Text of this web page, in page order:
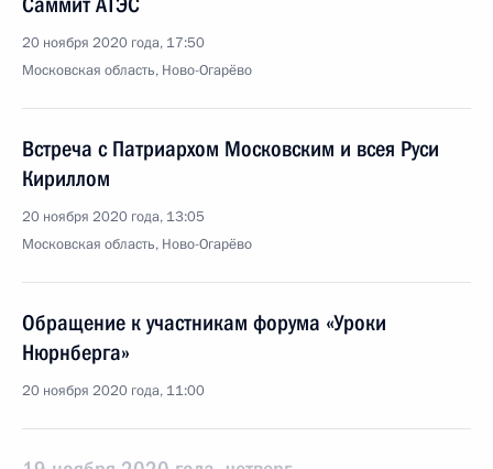
20 ноября 2020 года, 17:50
Московская область, Ново-Огарёво
Встреча с Патриархом Московским и всея Руси
Кириллом
20 ноября 2020 года, 13:05
Московская область, Ново-Огарёво
Обращение к участникам форума «Уроки
Нюрнберга»
20 ноября 2020 года, 11:00